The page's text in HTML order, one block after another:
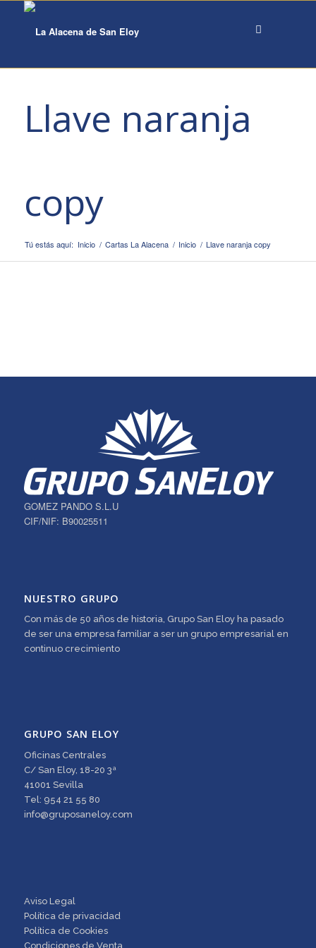
Llave naranja
copy
Tú estás aquí: Inicio / Cartas La Alacena / Inicio / Llave naranja copy
GOMEZ PANDO S.L.U
CIF/NIF: B90025511
NUESTRO GRUPO
Con más de 50 años de historia, Grupo San Eloy ha pasado
de ser una empresa familiar a ser un grupo empresarial en
continuo crecimiento
GRUPO SAN ELOY
Oficinas Centrales
C/ San Eloy, 18-20 3ª
41001 Sevilla
Tel: 954 21 55 80
info@gruposaneloy.com
Aviso Legal
Política de privacidad
Política de Cookies
Condiciones de Venta